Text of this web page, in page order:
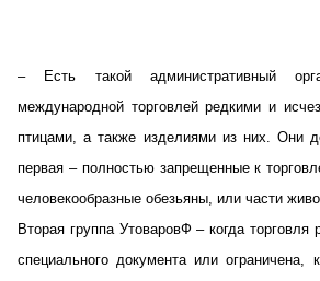
– Есть такой административный
международной торговлей редкими и
птицами, а также изделиями из них. Они
первая – полностью запрещенные к
человекообразные обезьяны, или части
Вторая группа УтоваровФ – когда торговля
специального документа или ограничена,